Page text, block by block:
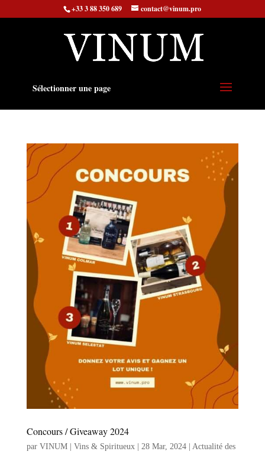
+33 3 88 350 689 contact@vinum.pro
Sélectionner une page
Concours / Giveaway 2024
par VINUM | Vins & Spiritueux| 28 Mar, 2024| Actualité des